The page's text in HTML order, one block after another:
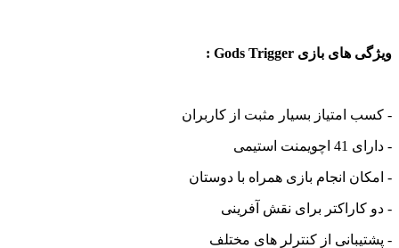
ویژگی های بازی Gods Trigger :
- کسب امتیاز بسیار مثبت از کاربران
- دارای 41 اچویمنت استیمی
- امکان انجام بازی همراه با دوستان
- دو کاراکتر برای نقش آفرینی
- پشتیبانی از کنترلر های مختلف